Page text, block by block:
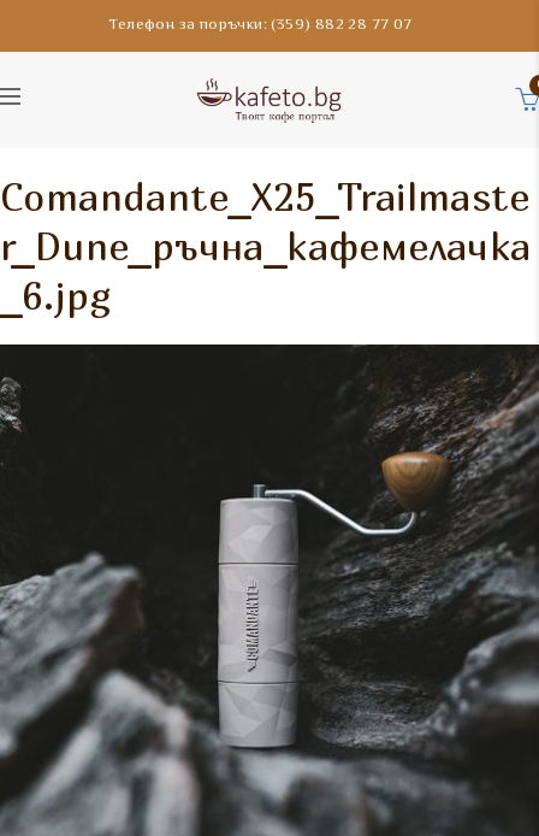
Телефон за поръчки: (359) 882 28 77 07
Comandante_X25_Trailmaste
r_Dune_ръчна_кафемелачка
_6.jpg